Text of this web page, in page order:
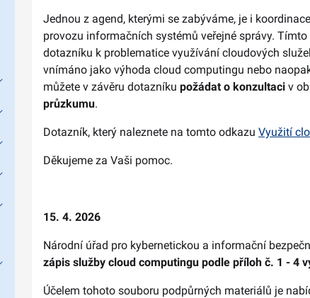
Jednou z agend, kterými se zabýváme, je i
provozu informačních systémů veřejné správy.
dotazníku k problematice využívání cloudových
vnímáno jako výhoda cloud computingu nebo
můžete v závěru dotazníku požádat o konzultaci v
průzkumu.
Dotazník, který naleznete na tomto odkazu Využití
Děkujeme za Vaši pomoc.
15. 4. 2026
Národní úřad pro kybernetickou a informační
zápis služby cloud computingu podle příloh č. 1 - 4
Účelem tohoto souboru podpůrných materiálů je